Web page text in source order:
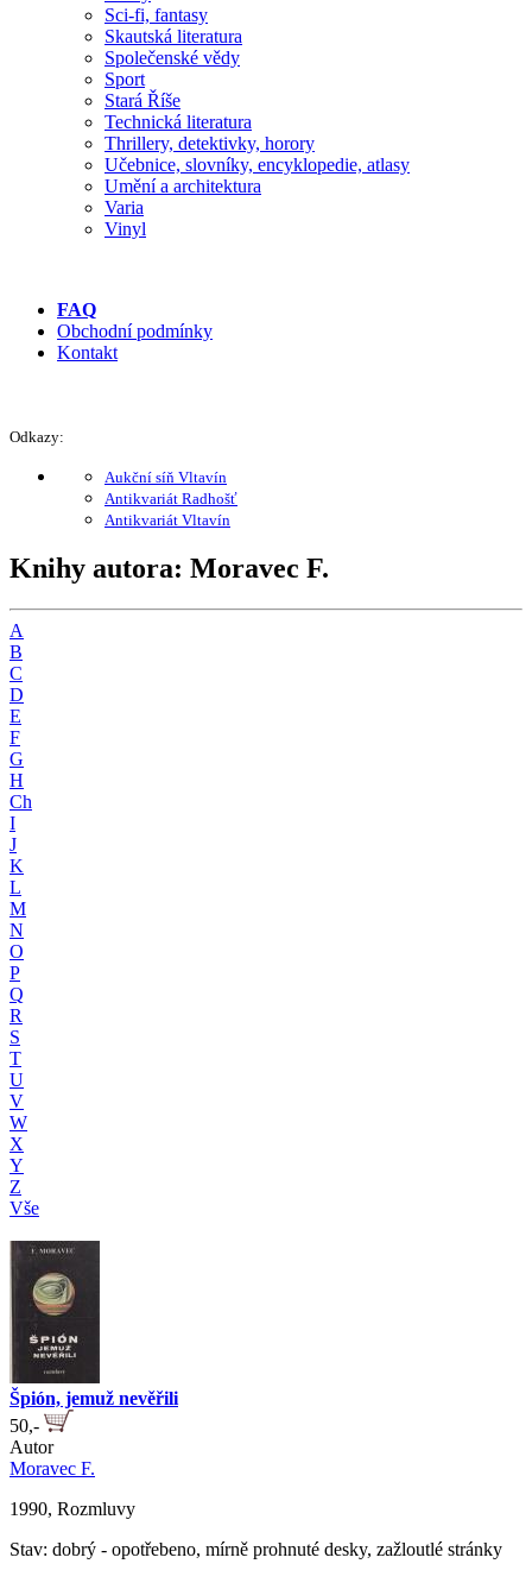
Sci-fi, fantasy
Skautská literatura
Společenské vědy
Sport
Stará Říše
Technická literatura
Thrillery, detektivky, horory
Učebnice, slovníky, encyklopedie, atlasy
Umění a architektura
Varia
Vinyl
FAQ
Obchodní podmínky
Kontakt
Odkazy:
Aukční síň Vltavín
Antikvariát Radhošť
Antikvariát Vltavín
Knihy autora: Moravec F.
A
B
C
D
E
F
G
H
Ch
I
J
K
L
M
N
O
P
Q
R
S
T
U
V
W
X
Y
Z
Vše
Špión, jemuž nevěřili
50,-
Autor
Moravec F.
1990, Rozmluvy
Stav: dobrý - opotřebeno, mírně prohnuté desky, zažloutlé stránky